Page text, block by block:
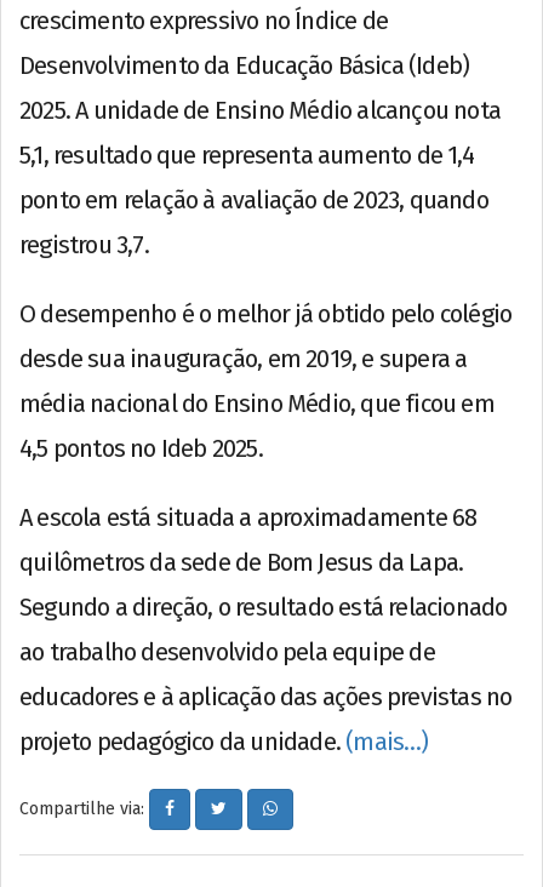
crescimento expressivo no Índice de
Desenvolvimento da Educação Básica (Ideb)
2025. A unidade de Ensino Médio alcançou nota
5,1, resultado que representa aumento de 1,4
ponto em relação à avaliação de 2023, quando
registrou 3,7.
O desempenho é o melhor já obtido pelo colégio
desde sua inauguração, em 2019, e supera a
média nacional do Ensino Médio, que ficou em
4,5 pontos no Ideb 2025.
A escola está situada a aproximadamente 68
quilômetros da sede de Bom Jesus da Lapa.
Segundo a direção, o resultado está relacionado
ao trabalho desenvolvido pela equipe de
educadores e à aplicação das ações previstas no
projeto pedagógico da unidade. (mais…)
Compartilhe via: